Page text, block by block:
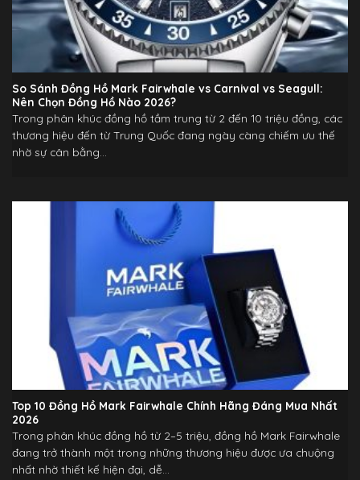
So Sánh Đồng Hồ Mark Fairwhale vs Carnival vs Seagull:
Nên Chọn Đồng Hồ Nào 2026?
Trong phân khúc đồng hồ tầm trung từ 2 đến 10 triệu đồng, các
thương hiệu đến từ Trung Quốc đang ngày càng chiếm ưu thế
nhờ sự cân bằng...
Top 10 Đồng Hồ Mark Fairwhale Chính Hãng Đáng Mua Nhất
2026
Trong phân khúc đồng hồ từ 2–5 triệu, đồng hồ Mark Fairwhale
đang trở thành một trong những thương hiệu được ưa chuộng
nhất nhờ thiết kế hiện đại, dễ...